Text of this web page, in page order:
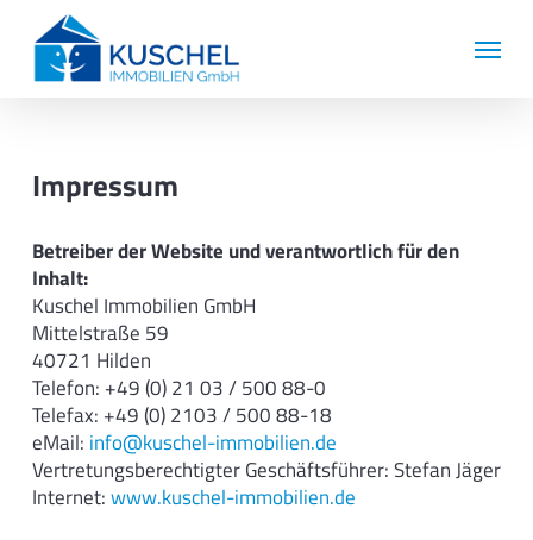
Menu
Impressum
Betreiber der Website und verantwortlich für den
Inhalt:
Kuschel Immobilien GmbH
Mittelstraße 59
40721 Hilden
Telefon: +49 (0) 21 03 / 500 88-0
Telefax: +49 (0) 2103 / 500 88-18
eMail: info@kuschel-immobilien.de
Vertretungsberechtigter Geschäftsführer: Stefan Jäger
Internet:www.kuschel-immobilien.de